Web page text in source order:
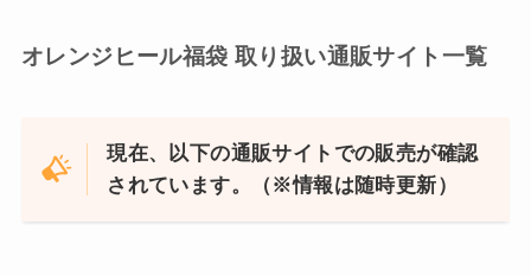
オレンジヒール福袋 取り扱い通販サイト一覧
現在、以下の通販サイトでの販売が確認
されています。（※情報は随時更新）